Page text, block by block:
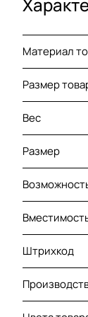
Материал
Размер
Вес
Размер
Штрихкод